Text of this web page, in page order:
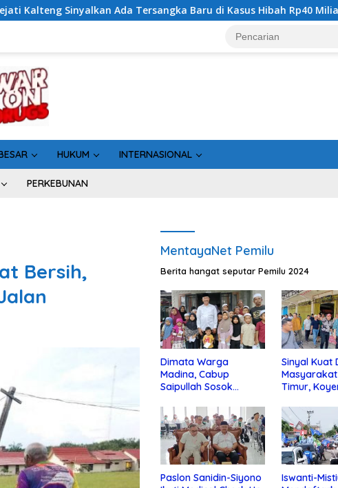
Baru di Kasus Hibah Rp40 Miliar Geger! 5
HUKUM INTERNASIONAL
PERKEBUNAN
Bersih,
MentayaNet Pemilu
Berita hangat seputar Pemilu 2024
Dimata Warga
Madina, Cabup
Saipullah Sosok
Anak Yatim
Sinyal Kuat
Timur,
di Kotim
Paslon Sanidin-Siyono
Iswanti-